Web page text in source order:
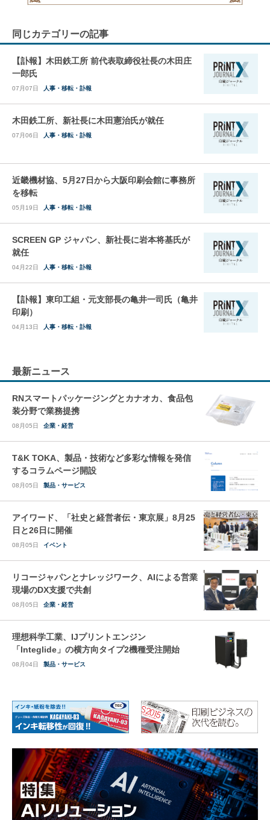
同じカテゴリーの記事
【訃報】木田鉄工所 前代表取締役社長の木田庄
一郎氏
07月07日 人事・移転・訃報
木田鉄工所、新社長に木田憲治氏が就任
07月06日 人事・移転・訃報
近畿機材協、5月27日から大阪印刷会館に事務所
を移転
05月19日 人事・移転・訃報
SCREEN GP ジャパン、新社長に岩本将基氏が
就任
04月22日 人事・移転・訃報
【訃報】東印工組・元支部長の亀井一司氏（亀井
印刷）
04月13日 人事・移転・訃報
最新ニュース
RNスマートパッケージングとカナオカ、食品包
装分野で業務提携
08月05日 企業・経営
T&K TOKA、製品・技術など多彩な情報を発信
するコラムページ開設
08月05日 製品・サービス
アイワード、「社史と経営者伝・東京展」8月25
日と26日に開催
08月05日 イベント
リコージャパンとナレッジワーク、AIによる営業
現場のDX支援で共創
08月05日 企業・経営
理想科学工業、IJプリントエンジン
「Integlide」の横方向タイプ2機種受注開始
08月04日 製品・サービス